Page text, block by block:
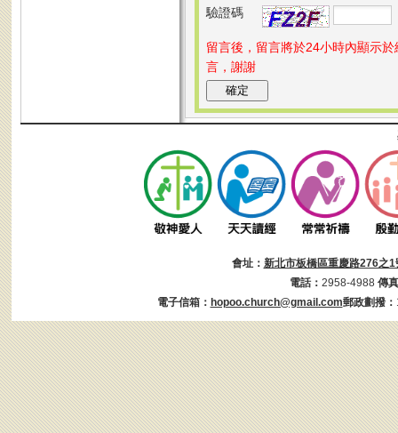
驗證碼
留言後，留言將於24小時內顯示
言，謝謝
會址： 新北市板橋區重慶路276之1
電話： 2958-4988 傳
電子信箱： hopoo.church@gmail.com郵政劃撥：